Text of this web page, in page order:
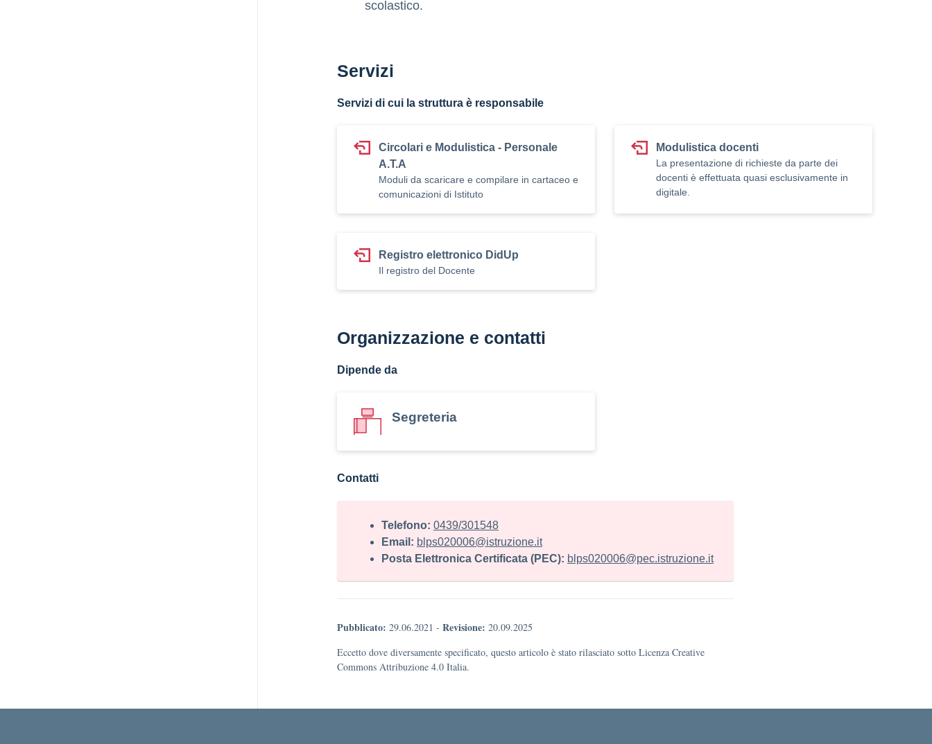
scolastico.
Servizi
Servizi di cui la struttura è responsabile
Circolari e Modulistica - Personale
A.T.A
Moduli da scaricare e compilare in cartaceo e
comunicazioni di Istituto
Modulistica docenti
La presentazione di richieste da parte dei
docenti è effettuata quasi esclusivamente in
digitale.
Registro elettronico DidUp
Il registro del Docente
Organizzazione e contatti
Dipende da
Segreteria
Contatti
Telefono: 0439/301548
Email: blps020006@istruzione.it
Posta Elettronica Certificata (PEC): blps020006@pec.istruzione.it
Pubblicato: 29.06.2021 - Revisione: 20.09.2025
Eccetto dove diversamente specificato, questo articolo è stato rilasciato sotto Licenza Creative
Commons Attribuzione 4.0 Italia.